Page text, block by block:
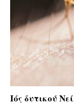
Ιός δυτικού